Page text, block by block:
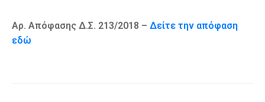
Αρ. Απόφασης Δ.Σ. 213/2018 – Δείτε την απόφαση
εδώ